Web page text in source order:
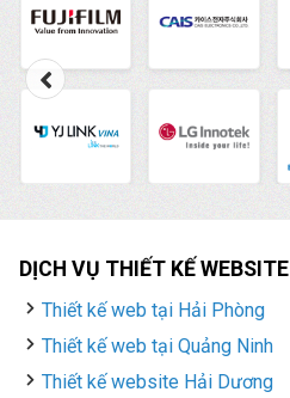
DỊCH VỤ THIẾT KẾ WEBSITE
Thiết kế web tại Hải Phòng
Thiết kế web tại Quảng Ninh
Thiết kế website Hải Dương